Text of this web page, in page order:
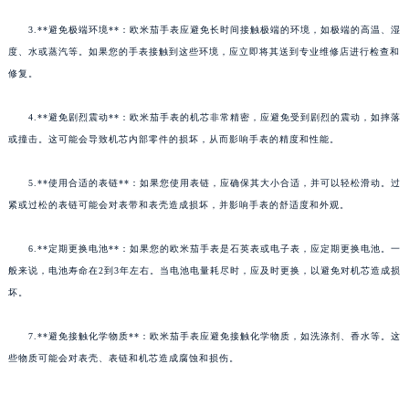
3.**避免极端环境**：欧米茄手表应避免长时间接触极端的环境，如极端的高温、湿
度、水或蒸汽等。如果您的手表接触到这些环境，应立即将其送到专业维修店进行检查和
修复。
4.**避免剧烈震动**：欧米茄手表的机芯非常精密，应避免受到剧烈的震动，如摔落
或撞击。这可能会导致机芯内部零件的损坏，从而影响手表的精度和性能。
5.**使用合适的表链**：如果您使用表链，应确保其大小合适，并可以轻松滑动。过
紧或过松的表链可能会对表带和表壳造成损坏，并影响手表的舒适度和外观。
6.**定期更换电池**：如果您的欧米茄手表是石英表或电子表，应定期更换电池。一
般来说，电池寿命在2到3年左右。当电池电量耗尽时，应及时更换，以避免对机芯造成损
坏。
7.**避免接触化学物质**：欧米茄手表应避免接触化学物质，如洗涤剂、香水等。这
些物质可能会对表壳、表链和机芯造成腐蚀和损伤。